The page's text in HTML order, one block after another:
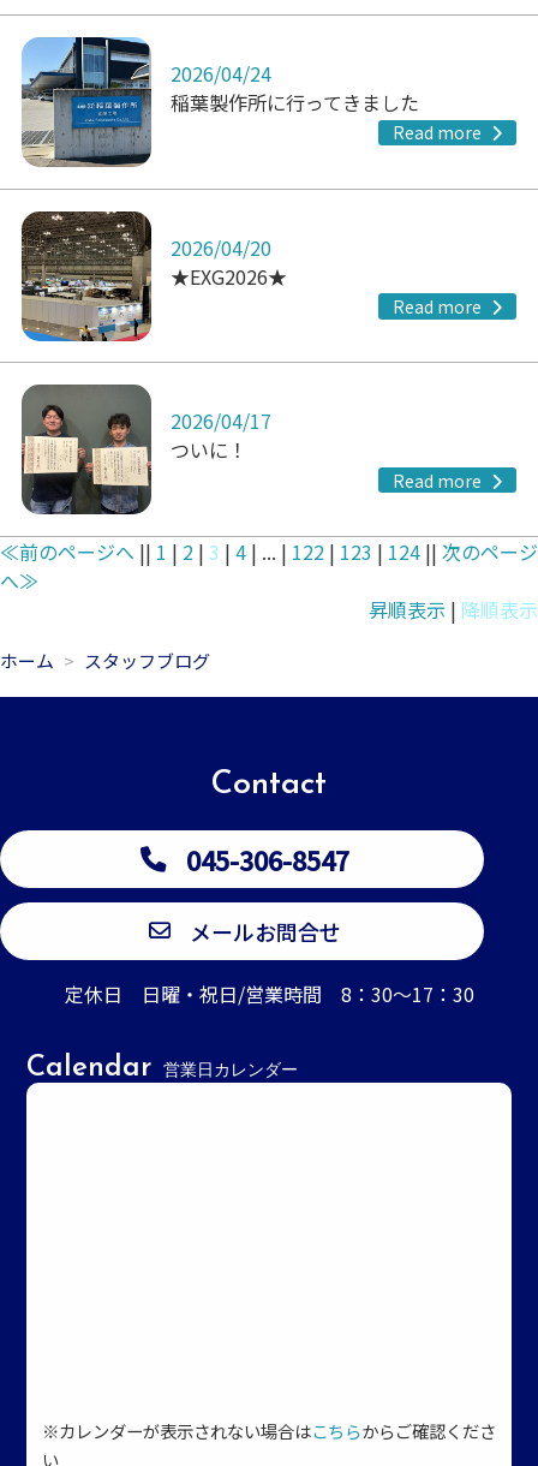
2026/04/24
稲葉製作所に行ってきました
Read more
2026/04/20
★EXG2026★
Read more
2026/04/17
ついに！
Read more
≪前のページへ || 1 | 2 | 3 | 4 | ... | 122 | 123 | 124 || 次のページ
へ≫
昇順表示 | 降順表示
ホーム スタッフブログ
Contact
045-306-8547
メールお問合せ
定休日 日曜・祝日/営業時間 8：30～17：30
Calendar 営業日カレンダー
※カレンダーが表示されない場合はこちらからご確認くださ
い